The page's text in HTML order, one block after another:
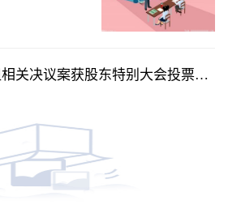
关决议案获股东特别大会投票通